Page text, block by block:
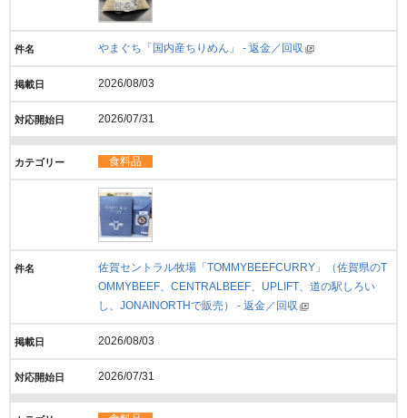
やまぐち「国内産ちりめん」 - 返金／回収
2026/08/03
2026/07/31
食料品
佐賀セントラル牧場「TOMMYBEEFCURRY」（佐賀県のT
OMMYBEEF、CENTRALBEEF、UPLIFT、道の駅しろい
し、JONAINORTHで販売） - 返金／回収
2026/08/03
2026/07/31